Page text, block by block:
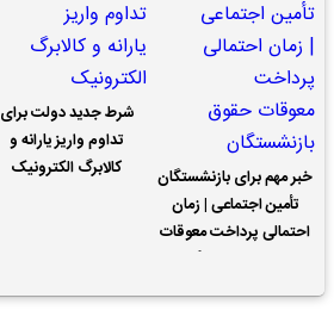
خبر مهم برای بازنشستگان
تأمین اجتماعی | زمان
احتمالی پرداخت معوقات
شرط جدید دولت برای
تداوم واریز یارانه و
کالابرگ الکترونیک